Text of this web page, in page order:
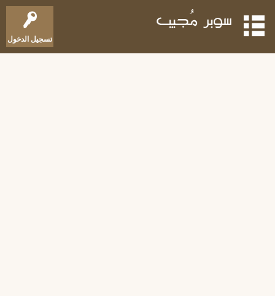
تسجيل الدخول